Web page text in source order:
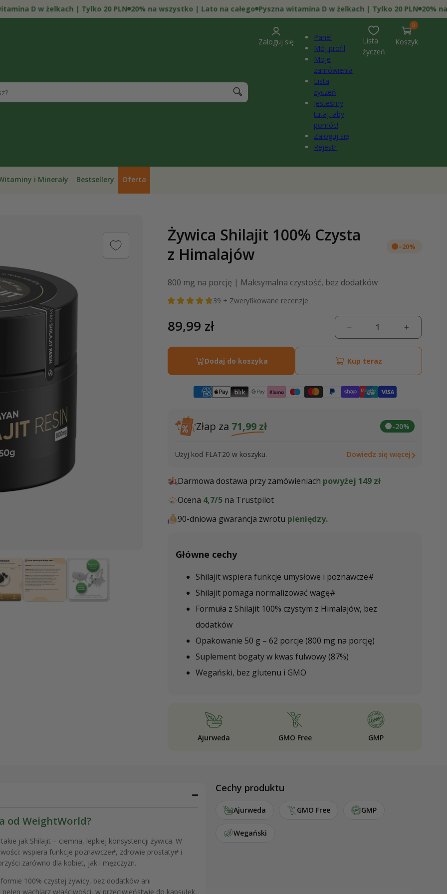
D w żelkach | Tylko 20 PLN 20% na wszystko | Lato na całego Pyszna witamina D w żelkach | Tylko 20 PLN 20% na
Zaloguj się
Panel
Mój profil
Moje
zamówienia
Lista
życzeń
Jesteśmy
tutaj, aby
pomóc!
Zaloguj się
Rejestr
Lista
życzeń
Koszyk
0
0
pozycje(-
i)
i Minerały Bestsellery Oferta
Żywica Shilajit 100% Czysta
z Himalajów
–20%
800 mg na porcję | Maksymalna czystość, bez dodatków
39 + Zweryfikowane recenzje
Cena
regularna
89,99 zł
Zmniejsz
ilość
Żywica
Shilajit
100%
Czysta
Zwiększ
ilość
Shilajit
Dodaj do koszyka Kup teraz
Złap za 71,99 zł -20%
Użyj kod FLAT20 w koszyku. Dowiedz się więcej
Darmowa dostawa przy zamówieniach powyżej 149 zł
Ocena 4,7/5 na Trustpilot
90-dniowa gwarancja zwrotu pieniędzy.
Główne cechy
Shilajit wspiera funkcje umysłowe i poznawcze#
Shilajit pomaga normalizować wagę#
Formuła z Shilajit 100% czystym z Himalajów, bez
dodatków
Opakowanie 50 g – 62 porcje (800 mg na porcję)
Suplement bogaty w kwas fulwowy (87%)
Wegański, bez glutenu i GMO
Ajurweda GMO Free GMP
od WeightWorld?
jak Shilajit – ciemna, lepkiej konsystencji żywica. W
wspiera funkcje poznawcze#, zdrowie prostaty# i
zarówno dla kobiet, jak i mężczyzn.
100% czystej żywicy, bez dodatków ani
wachlarz właściwości, w przeciwieństwie do kapsułek
Cechy produktu
Ajurweda GMO Free GMP
Wegański